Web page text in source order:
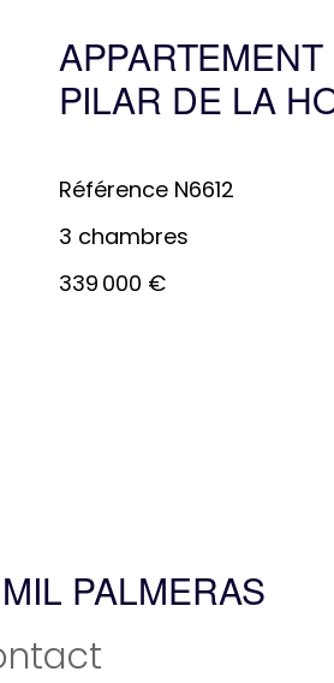
APPARTEMENT
PILAR DE LA
Référence N6612
3 chambres
339 000 €
PALMERAS